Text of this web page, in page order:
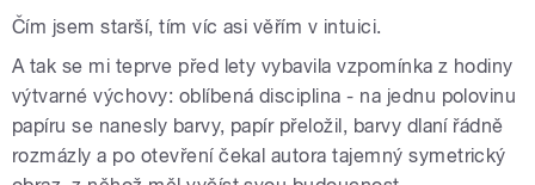
Čím jsem starší, tím víc asi věřím v intuici.
A tak se mi teprve před lety vybavila vzpomínka z hodiny
výtvarné výchovy: oblíbená disciplina - na jednu polovinu
papíru se nanesly barvy, papír přeložil, barvy dlaní řádně
rozmázly a po otevření čekal autora tajemný symetrický